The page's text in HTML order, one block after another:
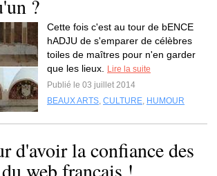
?
Cette fois c'est au tour de bENCE
hADJU de s'emparer de célèbres
toiles de maîtres pour n'en garder
que les lieux.
Lire la suite
Publié le 03 juillet 2014
BEAUX ARTS, CULTURE, HUMOUR
d'avoir la confiance des
web français !